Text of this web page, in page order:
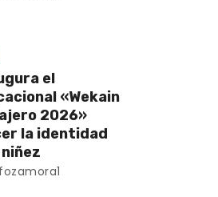
el
«Wekain
2026»
la identidad